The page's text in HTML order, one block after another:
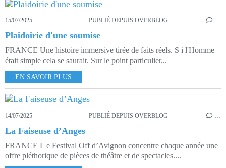
15/07/2025 PUBLIÉ DEPUIS OVERBLOG …
Plaidoirie d'une soumise
FRANCE Une histoire immersive tirée de faits réels. S i l'Homme
était simple cela se saurait. Sur le point particulier...
EN SAVOIR PLUS
14/07/2025 PUBLIÉ DEPUIS OVERBLOG
La Faiseuse d’Anges
FRANCE L e Festival Off d’Avignon concentre chaque année une
offre pléthorique de pièces de théâtre et de spectacles....